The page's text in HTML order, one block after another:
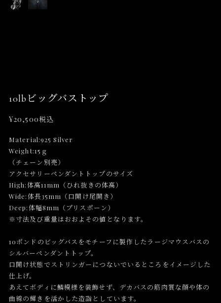
10lbビッグバストップ
¥20,500税込
Material:925 Silver
Weight:15ｇ
（チェーン別売）
アクセサリーペンダントトップのサイズ
High:体高11mm（ひれ抜きの体高）
Wide:体長35mm（口開け尾開き）
Deep:体幅8mm（プリスポーン）
※寸法及び重量はおおよその値となります。
10ポンドのビッグバスをモチーフに製作したラージマウスバスの
シルバーペンダントトップ。
口開け状態でストリンガーにつないでいるところをイメージした
仕上げ。
あえてボディに鱗模様を装飾せず、デカバスの筋肉質な顔や体の
曲線の輝きを活かした造詣としています。